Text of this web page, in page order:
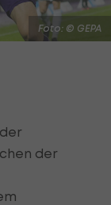
Foto: © GEPA
der